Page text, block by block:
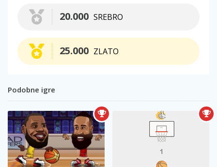
SREBRO
20.000
ZLATO
25.000
Podobne igre